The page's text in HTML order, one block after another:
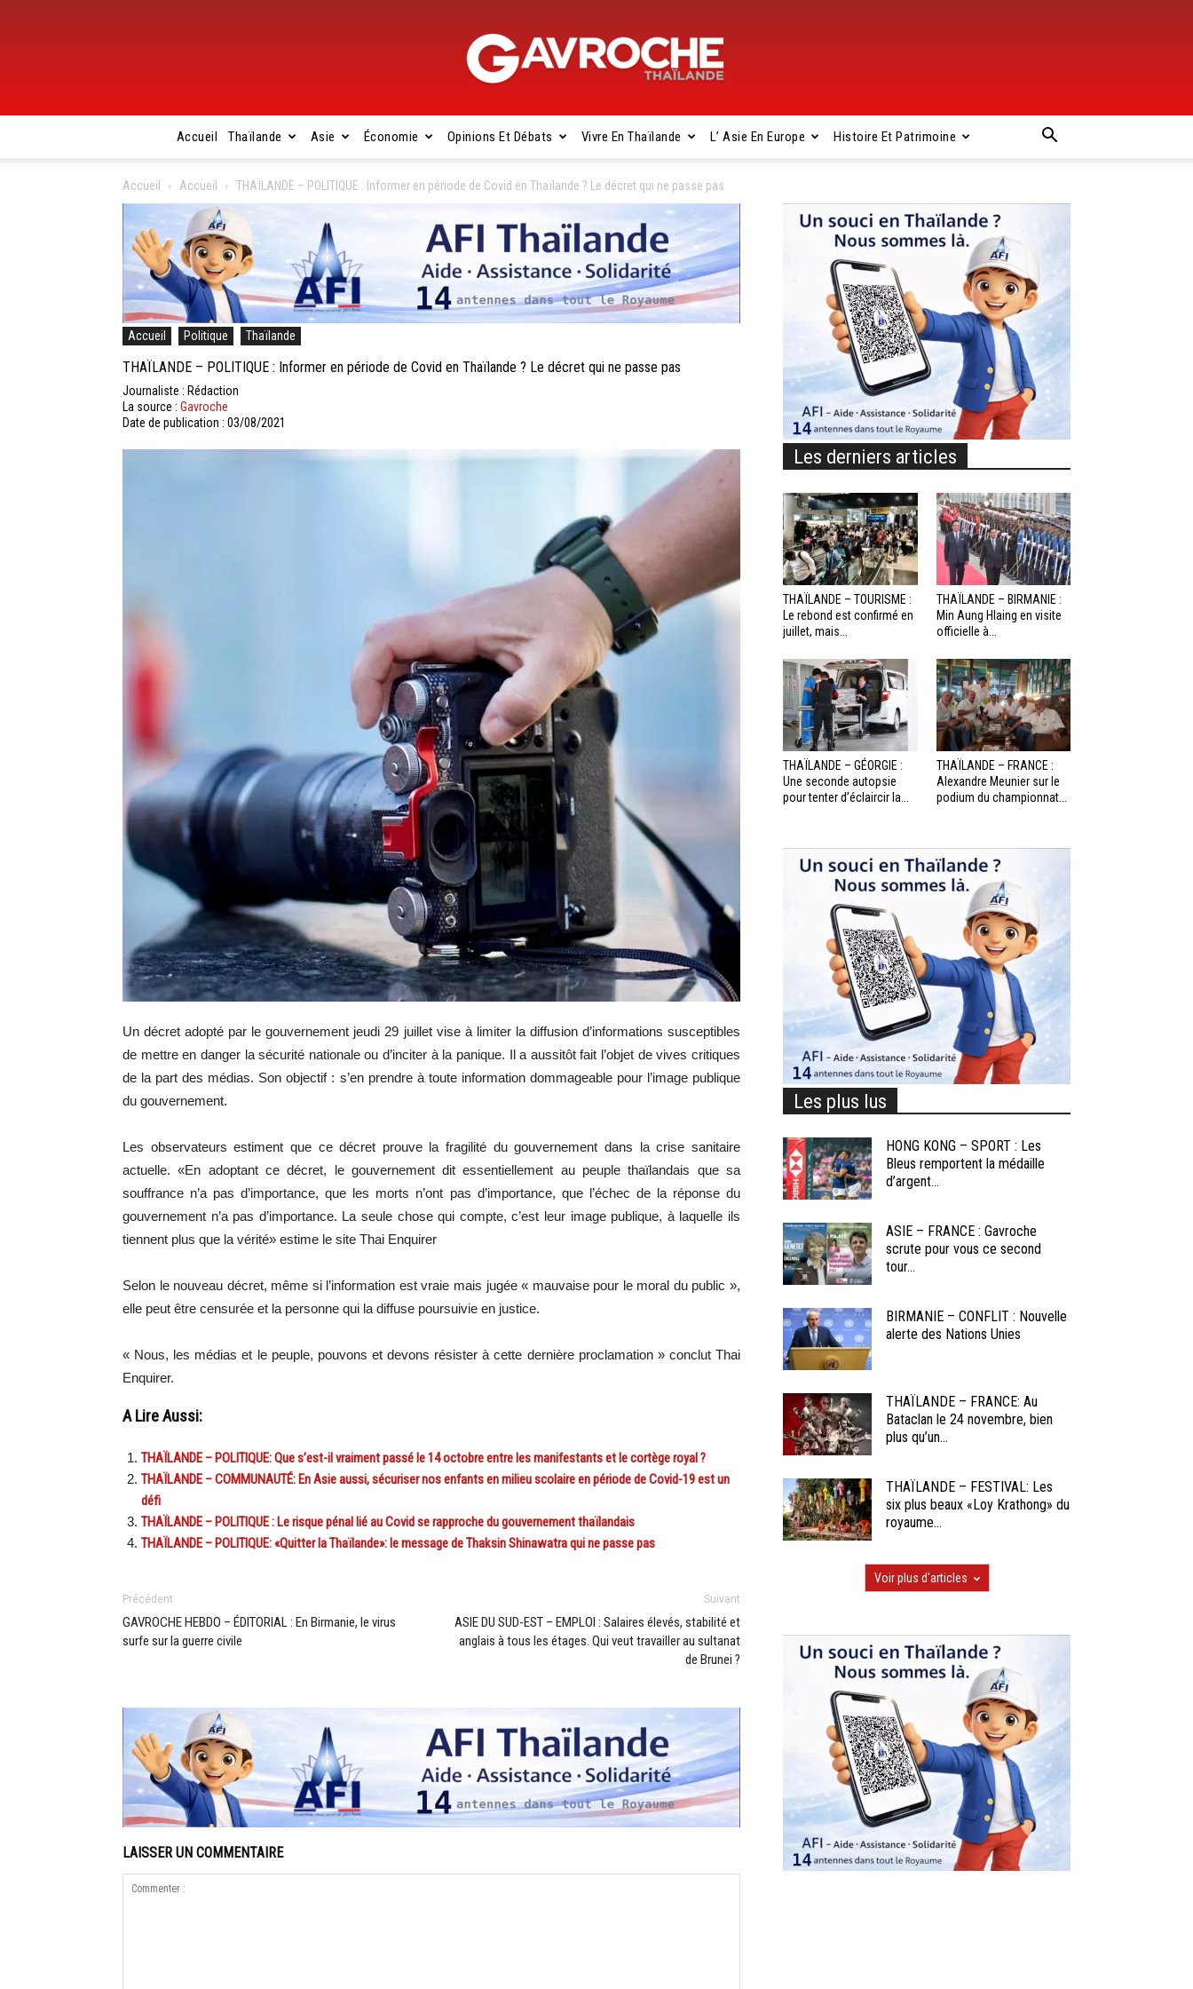
Gavroche
Thaïlande
Accueil Thaïlande Asie Économie Opinions Et Débats Vivre En Thaïlande L’ Asie En Europe Histoire Et Patrimoine
Accueil Accueil THAÏLANDE – POLITIQUE : Informer en période de Covid en Thaïlande ? Le décret qui ne passe pas
Accueil Politique Thaïlande
THAÏLANDE – POLITIQUE : Informer en période de Covid en Thaïlande ? Le décret qui ne passe pas
Journaliste : Rédaction
La source : Gavroche
Date de publication : 03/08/2021
Un décret adopté par le gouvernement jeudi 29 juillet vise à limiter la diffusion d’informations susceptibles
de mettre en danger la sécurité nationale ou d’inciter à la panique. Il a aussitôt fait l’objet de vives critiques
de la part des médias. Son objectif : s’en prendre à toute information dommageable pour l’image publique
du gouvernement.
Les observateurs estiment que ce décret prouve la fragilité du gouvernement dans la crise sanitaire
actuelle. «En adoptant ce décret, le gouvernement dit essentiellement au peuple thaïlandais que sa
souffrance n’a pas d’importance, que les morts n’ont pas d’importance, que l’échec de la réponse du
gouvernement n’a pas d’importance. La seule chose qui compte, c’est leur image publique, à laquelle ils
tiennent plus que la vérité» estime le site Thai Enquirer
Selon le nouveau décret, même si l’information est vraie mais jugée « mauvaise pour le moral du public »,
elle peut être censurée et la personne qui la diffuse poursuivie en justice.
« Nous, les médias et le peuple, pouvons et devons résister à cette dernière proclamation » conclut Thai
Enquirer.
A Lire Aussi:
THAÏLANDE – POLITIQUE: Que s’est-il vraiment passé le 14 octobre entre les manifestants et le cortège royal ?
THAÏLANDE – COMMUNAUTÉ: En Asie aussi, sécuriser nos enfants en milieu scolaire en période de Covid-19 est un
défi
THAÏLANDE – POLITIQUE : Le risque pénal lié au Covid se rapproche du gouvernement thaïlandais
THAÏLANDE – POLITIQUE: «Quitter la Thaïlande»: le message de Thaksin Shinawatra qui ne passe pas
Précédent
GAVROCHE HEBDO – ÉDITORIAL : En Birmanie, le virus
surfe sur la guerre civile
Suivant
ASIE DU SUD-EST – EMPLOI : Salaires élevés, stabilité et
anglais à tous les étages. Qui veut travailler au sultanat
de Brunei ?
LAISSER UN COMMENTAIRE
Les derniers articles
THAÏLANDE – TOURISME :
Le rebond est confirmé en
juillet, mais...
THAÏLANDE – BIRMANIE :
Min Aung Hlaing en visite
officielle à...
THAÏLANDE – GÉORGIE :
Une seconde autopsie
pour tenter d’éclaircir la...
THAÏLANDE – FRANCE :
Alexandre Meunier sur le
podium du championnat...
Les plus lus
HONG KONG – SPORT : Les
Bleus remportent la médaille
d’argent...
ASIE – FRANCE : Gavroche
scrute pour vous ce second
tour...
BIRMANIE – CONFLIT : Nouvelle
alerte des Nations Unies
THAÏLANDE – FRANCE: Au
Bataclan le 24 novembre, bien
plus qu’un...
THAÏLANDE – FESTIVAL: Les
six plus beaux «Loy Krathong» du
royaume...
Voir plus d'articles